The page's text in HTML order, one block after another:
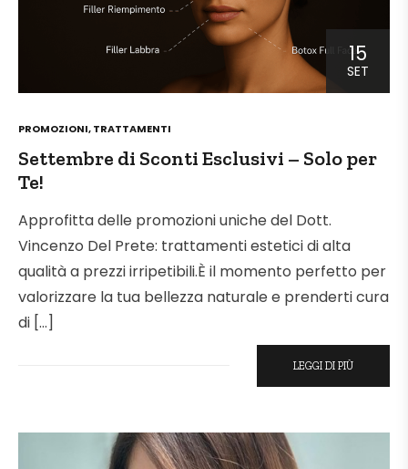
15
SET
POSTED
PROMOZIONI,TRATTAMENTI
Settembre di Sconti Esclusivi – Solo per
Te!
Approfitta delle promozioni uniche del Dott.
Vincenzo Del Prete: trattamenti estetici di alta
qualità a prezzi irripetibili.È il momento perfetto per
valorizzare la tua bellezza naturale e prenderti cura
di […]
LEGGI DI PIÙ